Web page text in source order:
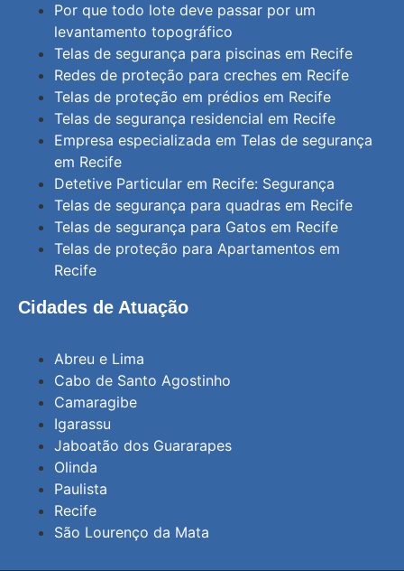
Por que todo lote deve passar por um
levantamento topográfico
Telas de segurança para piscinas em Recife
Redes de proteção para creches em Recife
Telas de proteção em prédios em Recife
Telas de segurança residencial em Recife
Empresa especializada em Telas de segurança
em Recife
Detetive Particular em Recife: Segurança
Telas de segurança para quadras em Recife
Telas de segurança para Gatos em Recife
Telas de proteção para Apartamentos em
Recife
Cidades de Atuação
Abreu e Lima
Cabo de Santo Agostinho
Camaragibe
Igarassu
Jaboatão dos Guararapes
Olinda
Paulista
Recife
São Lourenço da Mata